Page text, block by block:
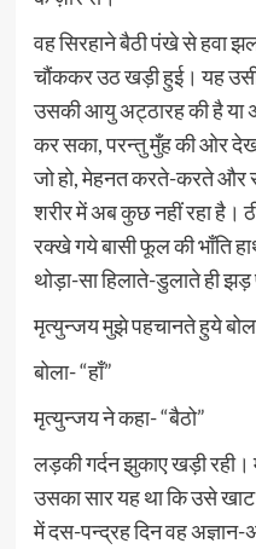
वह सिरहाने बैठी पंखे से हवा
चौंककर उठ खड़ी हुई। यह
उसकी आयु अट्ठारह की है या
कर सका, परन्तु मुँह की ओर
जो हो, मेहनत करते-करते और
शरीर में अब कुछ नहीं रहा है।
रक्खे गये बासी फूल की भाँति
थोड़ा-सा हिलाते-डुलाते ही झड़
मृत्युन्जय मुझे पहचानते हुये
बोला- “हाँ”
मृत्युन्जय ने कहा- “बैठो”
लड़की गर्दन झुकाए खड़ी रही।
उसका सार यह था कि उसे खाट
में दस-पन्द्रह दिन वह